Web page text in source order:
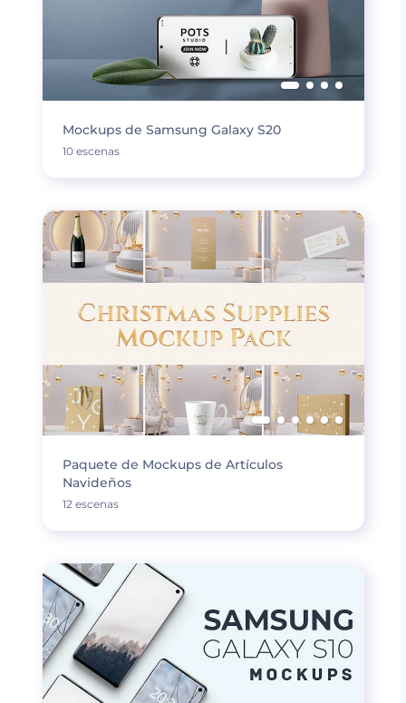
Mockups de Samsung Galaxy S20
10 escenas
Paquete de Mockups de Artículos
Navideños
12 escenas